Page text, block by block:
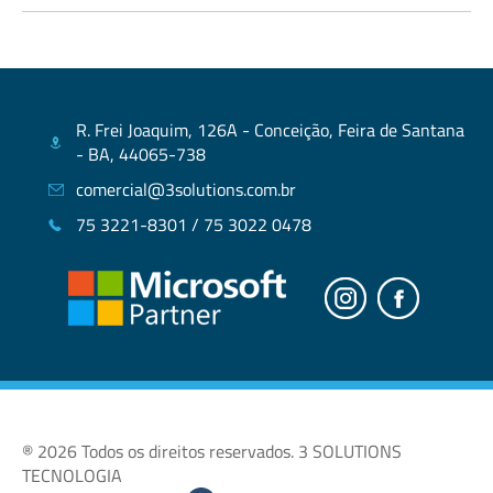
R. Frei Joaquim, 126A - Conceição, Feira de Santana
- BA, 44065-738
comercial@3solutions.com.br
75 3221-8301 / 75 3022 0478
® 2026 Todos os direitos reservados. 3 SOLUTIONS
TECNOLOGIA